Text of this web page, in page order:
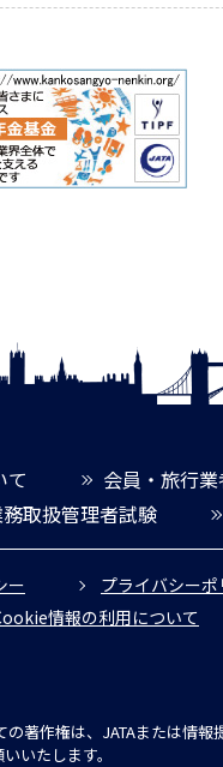
て 会員・旅行
取扱管理者試験
ー
プライバシーポ
情報の利用について
著作権は、JATAまたは情報
いたします。